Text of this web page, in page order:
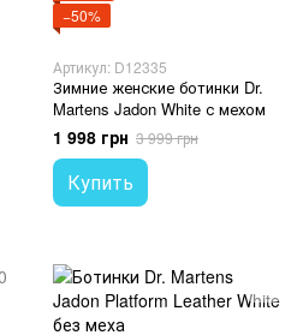
−50%
Артикул: D12335
Зимние женские ботинки Dr.
Martens Jadon White с мехом
1 998 грн 3 999 грн
Купить